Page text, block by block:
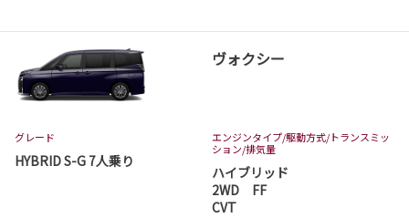
ヴォクシー
グレード
HYBRID S-G 7人乗り
エンジンタイプ/駆動方式/トランスミッ
ション/排気量
ハイブリッド
2WD FF
CVT